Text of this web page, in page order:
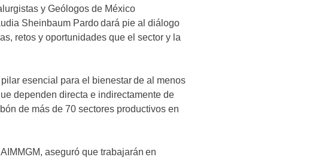
y Geólogos de México
Sheinbaum Pardo dará pie al diálogo
retos y oportunidades que el sector y la
esencial para el bienestar de al menos
dependen directa e indirectamente de
de más de 70 sectores productivos en
aseguró que trabajarán en